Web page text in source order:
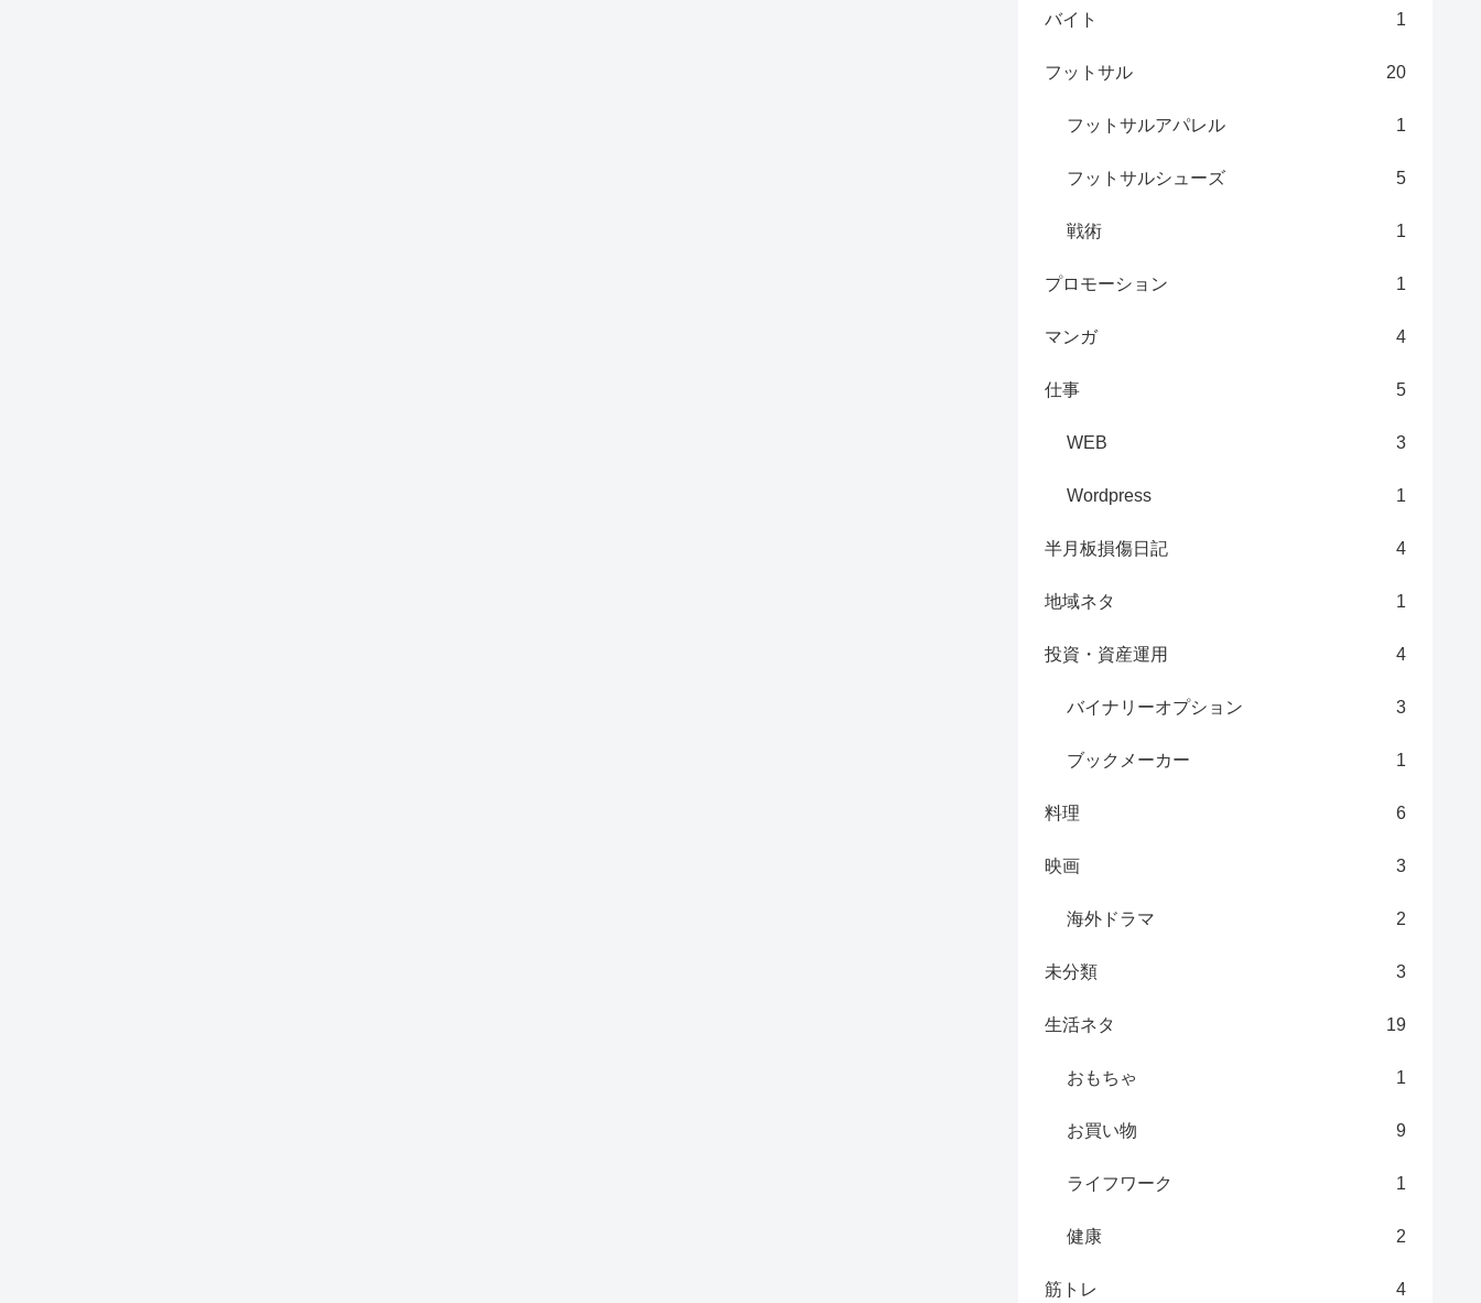
バイト 1
フットサル 20
フットサルアパレル 1
フットサルシューズ 5
戦術 1
プロモーション 1
マンガ 4
仕事 5
WEB 3
Wordpress 1
半月板損傷日記 4
地域ネタ 1
投資・資産運用 4
バイナリーオプション 3
ブックメーカー 1
料理 6
映画 3
海外ドラマ 2
未分類 3
生活ネタ 19
おもちゃ 1
お買い物 9
ライフワーク 1
健康 2
筋トレ 4